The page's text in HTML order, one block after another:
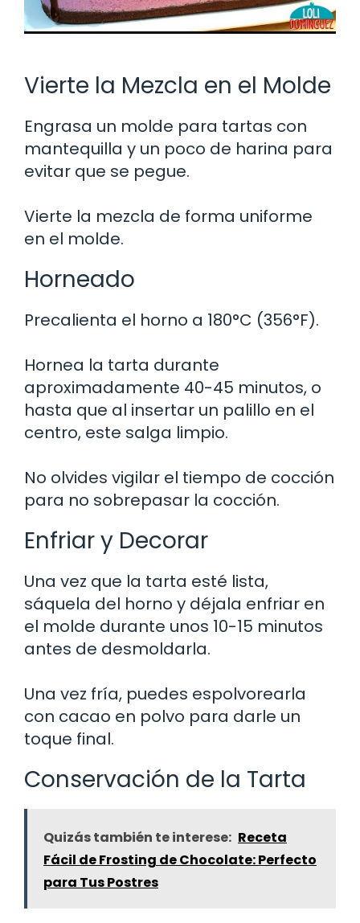
Vierte la Mezcla en el Molde
Engrasa un molde para tartas con
mantequilla y un poco de harina para
evitar que se pegue.
Vierte la mezcla de forma uniforme
en el molde.
Horneado
Precalienta el horno a 180°C (356°F).
Hornea la tarta durante
aproximadamente 40-45 minutos, o
hasta que al insertar un palillo en el
centro, este salga limpio.
No olvides vigilar el tiempo de cocción
para no sobrepasar la cocción.
Enfriar y Decorar
Una vez que la tarta esté lista,
sáquela del horno y déjala enfriar en
el molde durante unos 10-15 minutos
antes de desmoldarla.
Una vez fría, puedes espolvorearla
con cacao en polvo para darle un
toque final.
Conservación de la Tarta
Quizás también te interese: Receta
Fácil de Frosting de Chocolate: Perfecto
para Tus Postres